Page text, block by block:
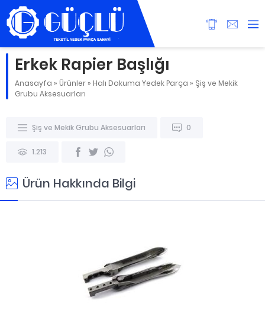
Erkek Rapier Başlığı
Anasayfa » Ürünler » Halı Dokuma Yedek Parça » Şiş ve Mekik
Grubu Aksesuarları
Şiş ve Mekik Grubu Aksesuarları 0
1.213
Ürün Hakkında Bilgi